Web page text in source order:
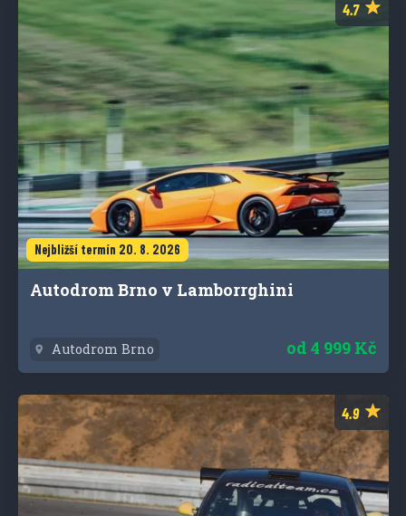
Nejbližší termín 20. 8. 2026
Autodrom Brno v Lamborrghini
Autodrom Brno od 4 999 Kč